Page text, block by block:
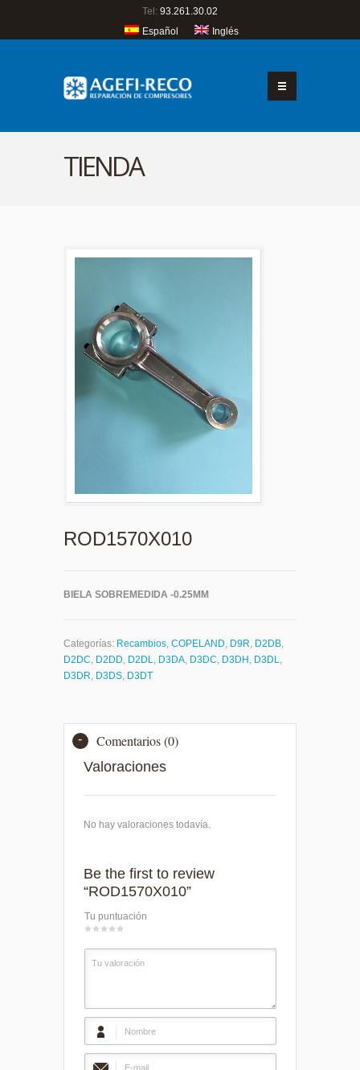
Tel: 93.261.30.02
Español
Inglés
TIENDA
ROD1570X010
BIELA SOBREMEDIDA -0.25MM
Categorías: Recambios, COPELAND, D9R, D2DB,
D2DC, D2DD, D2DL, D3DA, D3DC, D3DH , D3DL,
D3DR, D3DS, D3DT
Comentarios (0)
Valoraciones
No hay valoraciones todavía.
Be the first to review
“ROD1570X010”
Tu puntuación